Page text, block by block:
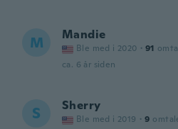
M Mandie
Ble med i 2020 · 91
ca. 6 år siden
S Sherry
Ble med i 2019 · 9